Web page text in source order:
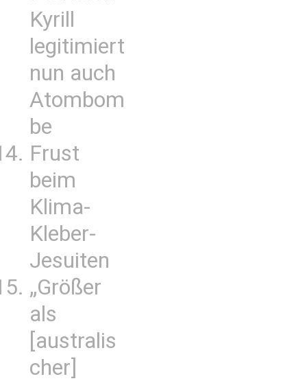
Kyrill
legitimiert
nun auch
Atombom
be
Frust
beim
Klima-
Kleber-
Jesuiten
„Größer
als
[australis
cher]